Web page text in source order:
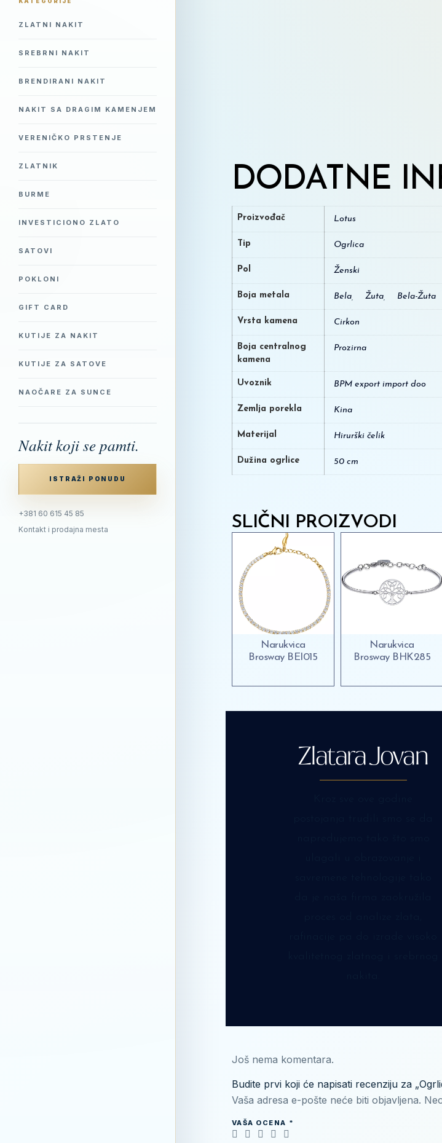
ZLATNI NAKIT
SREBRNI NAKIT
BRENDIRANI NAKIT
NAKIT SA DRAGIM KAMENJEM
VERENIČKO PRSTENJE
ZLATNIK
BURME
INVESTICIONO ZLATO
SATOVI
POKLONI
GIFT CARD
KUTIJE ZA NAKIT
KUTIJE ZA SATOVE
NAOČARE ZA SUNCE
Nakit koji se pamti.
ISTRAŽI PONUDU
+381 60 615 45 85
Kontakt i prodajna mesta
DODATNE
Proizvođač Lotus
Tip Ogrlica
Pol Ženski
Boja metala Bela, Žuta, Bela-Žuta
Vrsta kamena Cirkon
Boja centralnog
kamena
Prozirna
Uvoznik BPM export import doo
Zemlja porekla Kina
Materijal Hirurški čelik
Dužina ogrlice 50 cm
SLIČNI PROIZVODI
Narukvica
Brosway BEI015
Narukvica
Brosway BHK285
Zlatara Jovan
Još nema komentara.
Budite prvi koji će napisati recenziju za
Vaša adresa e-pošte neće biti objavljena.
VAŠA OCENA *